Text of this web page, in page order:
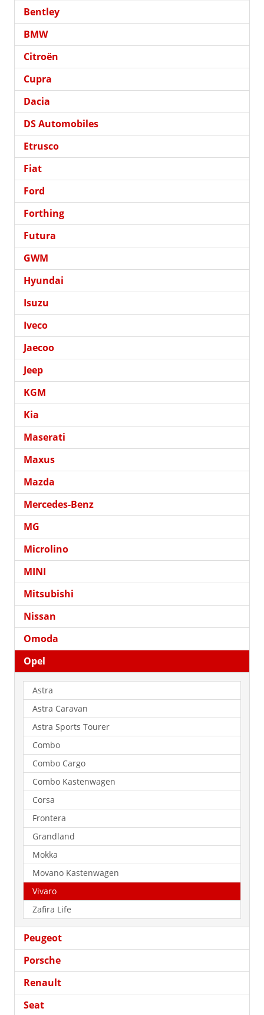
Bentley
BMW
Citroën
Cupra
Dacia
DS Automobiles
Etrusco
Fiat
Ford
Forthing
Futura
GWM
Hyundai
Isuzu
Iveco
Jaecoo
Jeep
KGM
Kia
Maserati
Maxus
Mazda
Mercedes-Benz
MG
Microlino
MINI
Mitsubishi
Nissan
Omoda
Opel
Astra
Astra Caravan
Astra Sports Tourer
Combo
Combo Cargo
Combo Kastenwagen
Corsa
Frontera
Grandland
Mokka
Movano Kastenwagen
Vivaro
Zafira Life
Peugeot
Porsche
Renault
Seat